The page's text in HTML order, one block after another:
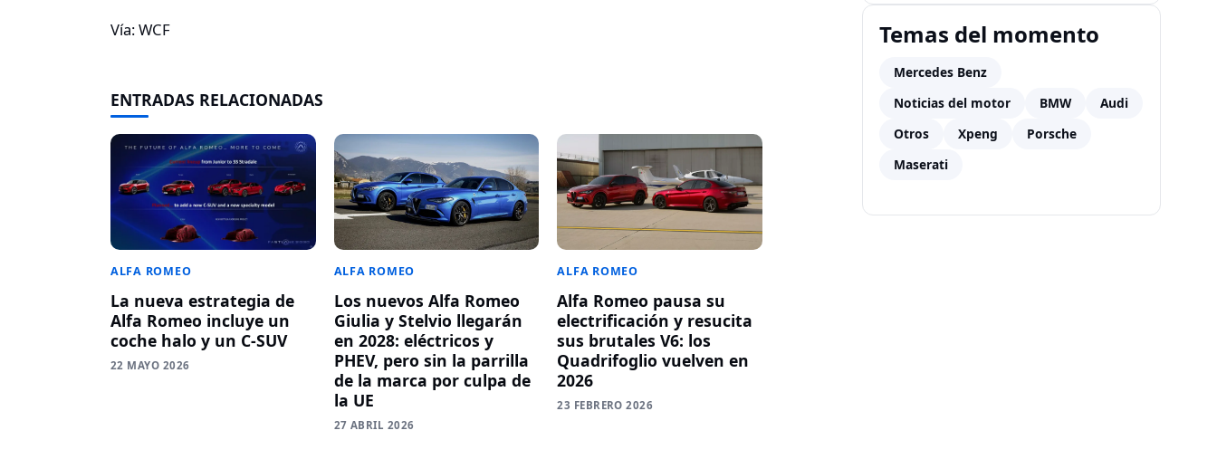
Vía: WCF
ENTRADAS RELACIONADAS
ALFA ROMEO
La nueva estrategia de
Alfa Romeo incluye un
coche halo y un C-SUV
22 MAYO 2026
ALFA ROMEO
Los nuevos Alfa Romeo
Giulia y Stelvio llegarán
en 2028: eléctricos y
PHEV, pero sin la parrilla
de la marca por culpa de
la UE
27 ABRIL 2026
ALFA ROMEO
Alfa Romeo pausa su
electrificación y resucita
sus brutales V6: los
Quadrifoglio vuelven en
2026
23 FEBRERO 2026
Temas del momento
Mercedes Benz
Noticias del motor
BMW
Audi
Otros
Xpeng
Porsche
Maserati